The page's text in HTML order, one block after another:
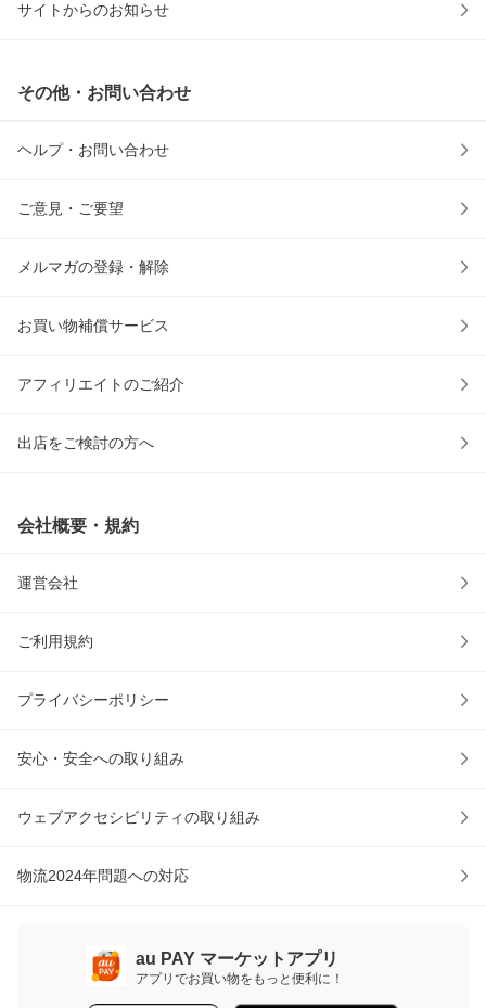
サイトからのお知らせ
その他・お問い合わせ
ヘルプ・お問い合わせ
ご意見・ご要望
メルマガの登録・解除
お買い物補償サービス
アフィリエイトのご紹介
出店をご検討の方へ
会社概要・規約
運営会社
ご利用規約
プライバシーポリシー
安心・安全への取り組み
ウェブアクセシビリティの取り組み
物流2024年問題への対応
au PAY マーケットアプリ
アプリでお買い物をもっと便利に！